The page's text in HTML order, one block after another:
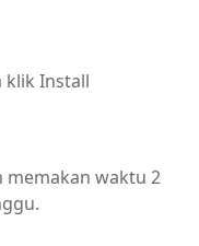
klik Install
memakan waktu 2